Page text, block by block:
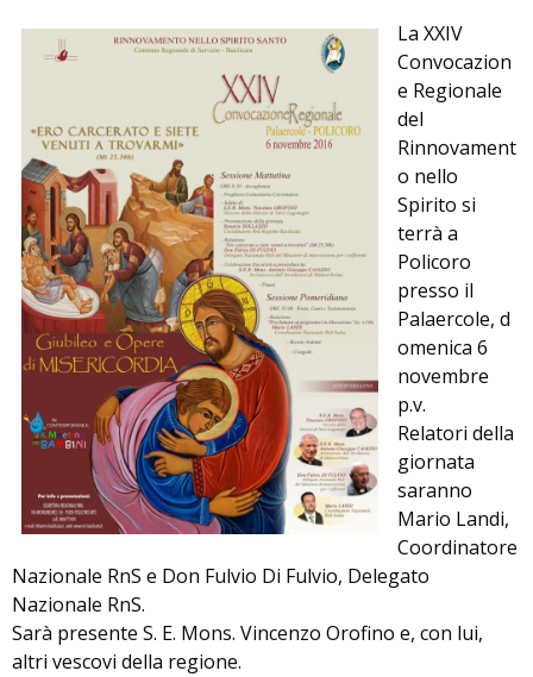
La XXIV
Convocazion
e Regionale
del
Rinnovament
o nello
Spirito si
terrà a
Policoro
presso il
Palaercole, d
omenica 6
novembre
p.v.
Relatori della
giornata
saranno
Mario Landi,
Coordinatore
Nazionale RnS e Don Fulvio Di Fulvio, Delegato
Nazionale RnS.
Sarà presente S. E. Mons. Vincenzo Orofino e, con lui,
altri vescovi della regione.